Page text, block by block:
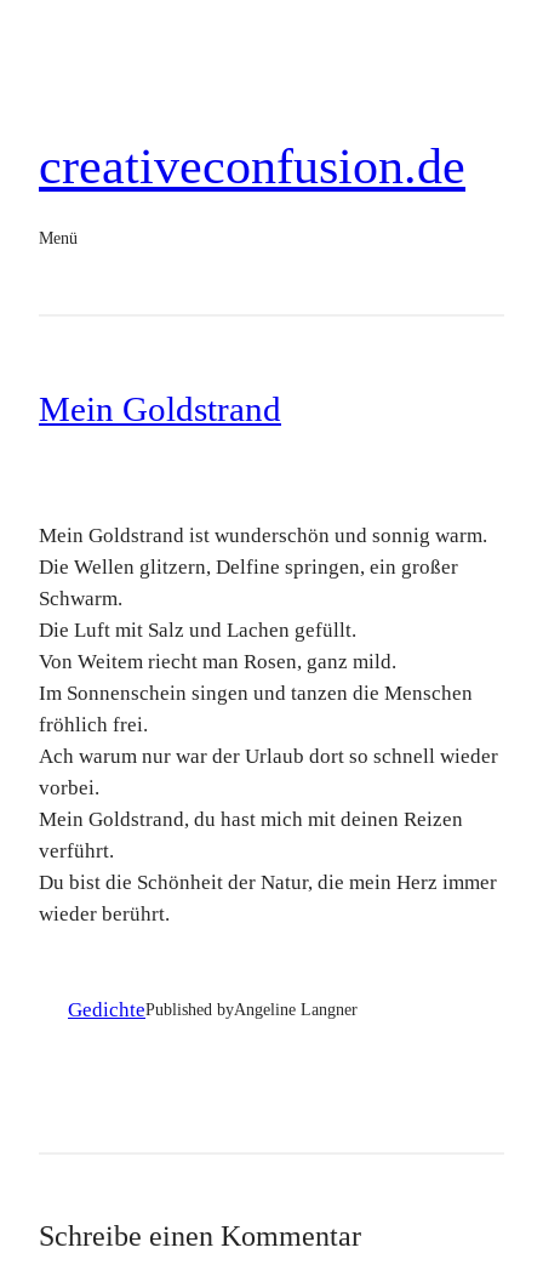
creativeconfusion.de
Menü
Mein Goldstrand
Mein Goldstrand ist wunderschön und sonnig warm.
Die Wellen glitzern, Delfine springen, ein großer
Schwarm.
Die Luft mit Salz und Lachen gefüllt.
Von Weitem riecht man Rosen, ganz mild.
Im Sonnenschein singen und tanzen die Menschen
fröhlich frei.
Ach warum nur war der Urlaub dort so schnell wieder
vorbei.
Mein Goldstrand, du hast mich mit deinen Reizen
verführt.
Du bist die Schönheit der Natur, die mein Herz immer
wieder berührt.
GedichtePublished byAngeline Langner
Schreibe einen Kommentar